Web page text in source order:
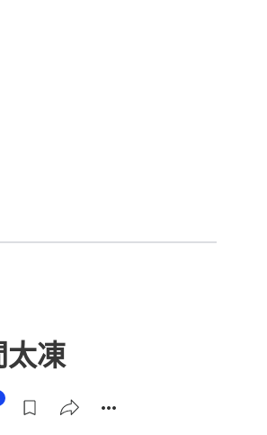
凍